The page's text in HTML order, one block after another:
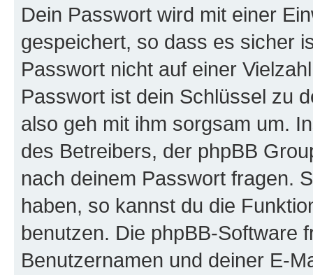
Dein Passwort wird mit einer
gespeichert, so dass es sicher
Passwort nicht auf einer
Passwort ist dein Schlüssel zu
also geh mit ihm sorgsam um.
des Betreibers, der phpBB
nach deinem Passwort fragen.
haben, so kannst du die
benutzen. Die phpBB-Software
Benutzernamen und deiner E-